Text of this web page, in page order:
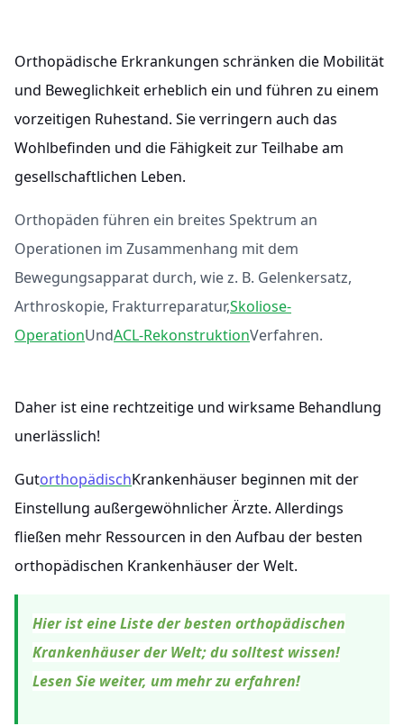
Orthopädische Erkrankungen schränken die Mobilität
und Beweglichkeit erheblich ein und führen zu einem
vorzeitigen Ruhestand. Sie verringern auch das
Wohlbefinden und die Fähigkeit zur Teilhabe am
gesellschaftlichen Leben.
Orthopäden führen ein breites Spektrum an
Operationen im Zusammenhang mit dem
Bewegungsapparat durch, wie z. B. Gelenkersatz,
Arthroskopie, Frakturreparatur,Skoliose-
OperationUndACL-RekonstruktionVerfahren.
Daher ist eine rechtzeitige und wirksame Behandlung
unerlässlich!
GutorthopädischKrankenhäuser beginnen mit der
Einstellung außergewöhnlicher Ärzte. Allerdings
fließen mehr Ressourcen in den Aufbau der besten
orthopädischen Krankenhäuser der Welt.
Hier ist eine Liste der besten orthopädischen
Krankenhäuser der Welt; du solltest wissen!
Lesen Sie weiter, um mehr zu erfahren!